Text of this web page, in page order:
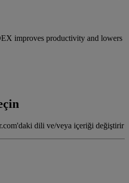
improves productivity and lowers
dili ve/veya içeriği değiştirir